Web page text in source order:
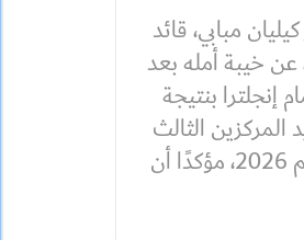
مبابي، قائد
خيبة أمله بعد
إنجلترا بنتيجة
المركزين الثالث
والرابع بكأس العالم 2026، مؤكدًا أن